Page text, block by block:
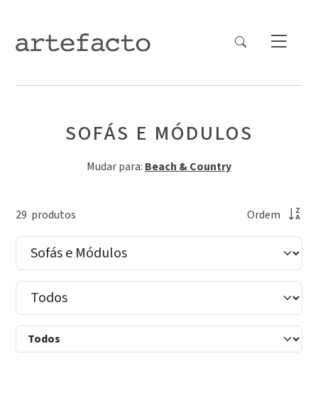
SOFÁS E MÓDULOS
Mudar para: Beach & Country
29 produtos Ordem